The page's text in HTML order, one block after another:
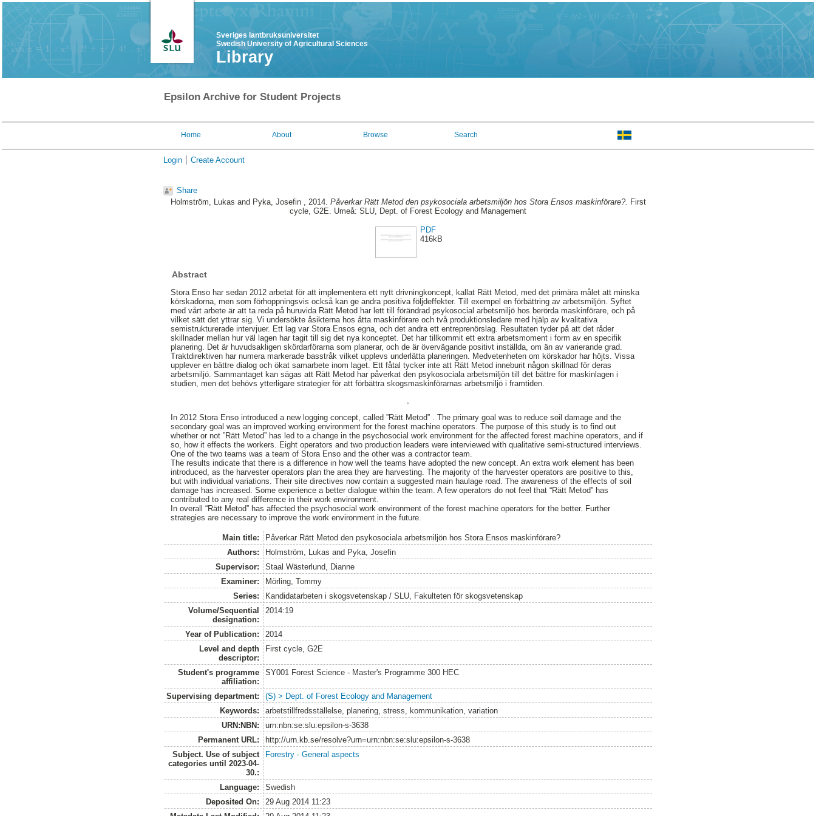
Sveriges lantbruksuniversitet
Swedish University of Agricultural Sciences
Library
Epsilon Archive for Student Projects
Home About Browse Search
Login Create Account
Share
Holmström, Lukas and Pyka, Josefin , 2014. Påverkar Rätt Metod den psykosociala arbetsmiljön hos Stora Ensos maskinförare?. First
cycle, G2E. Umeå: SLU, Dept. of Forest Ecology and Management
PDF
416kB
Abstract
Stora Enso har sedan 2012 arbetat för att implementera ett nytt drivningkoncept, kallat Rätt Metod, med det primära målet att minska
körskadorna, men som förhoppningsvis också kan ge andra positiva följdeffekter. Till exempel en förbättring av arbetsmiljön. Syftet
med vårt arbete är att ta reda på huruvida Rätt Metod har lett till förändrad psykosocial arbetsmiljö hos berörda maskinförare, och på
vilket sätt det yttrar sig. Vi undersökte åsikterna hos åtta maskinförare och två produktionsledare med hjälp av kvalitativa
semistrukturerade intervjuer. Ett lag var Stora Ensos egna, och det andra ett entreprenörslag. Resultaten tyder på att det råder
skillnader mellan hur väl lagen har tagit till sig det nya konceptet. Det har tillkommit ett extra arbetsmoment i form av en specifik
planering. Det är huvudsakligen skördarförarna som planerar, och de är övervägande positivt inställda, om än av varierande grad.
Traktdirektiven har numera markerade basstråk vilket upplevs underlätta planeringen. Medvetenheten om körskador har höjts. Vissa
upplever en bättre dialog och ökat samarbete inom laget. Ett fåtal tycker inte att Rätt Metod inneburit någon skillnad för deras
arbetsmiljö. Sammantaget kan sägas att Rätt Metod har påverkat den psykosociala arbetsmiljön till det bättre för maskinlagen i
studien, men det behövs ytterligare strategier för att förbättra skogsmaskinförarnas arbetsmiljö i framtiden.
In 2012 Stora Enso introduced a new logging concept, called ”Rätt Metod” . The primary goal was to reduce soil damage and the
secondary goal was an improved working environment for the forest machine operators. The purpose of this study is to find out
whether or not ”Rätt Metod” has led to a change in the psychosocial work environment for the affected forest machine operators, and if
so, how it effects the workers. Eight operators and two production leaders were interviewed with qualitative semi-structured interviews.
One of the two teams was a team of Stora Enso and the other was a contractor team.
The results indicate that there is a difference in how well the teams have adopted the new concept. An extra work element has been
introduced, as the harvester operators plan the area they are harvesting. The majority of the harvester operators are positive to this,
but with individual variations. Their site directives now contain a suggested main haulage road. The awareness of the effects of soil
damage has increased. Some experience a better dialogue within the team. A few operators do not feel that “Rätt Metod” has
contributed to any real difference in their work environment.
In overall “Rätt Metod” has affected the psychosocial work environment of the forest machine operators for the better. Further
strategies are necessary to improve the work environment in the future.
Main title:
Påverkar Rätt Metod den psykosociala arbetsmiljön hos Stora Ensos maskinförare?
Authors:
Holmström, Lukas and Pyka, Josefin
Supervisor:
Staal Wästerlund, Dianne
Examiner:
Mörling, Tommy
Series:
Kandidatarbeten i skogsvetenskap / SLU, Fakulteten för skogsvetenskap
Volume/Sequential
designation:
2014:19
Year of Publication:
2014
Level and depth
descriptor:
First cycle, G2E
Student's programme
affiliation:
SY001 Forest Science - Master's Programme 300 HEC
Supervising department:
(S) > Dept. of Forest Ecology and Management
Keywords:
arbetstillfredsställelse, planering, stress, kommunikation, variation
URN:NBN:
urn:nbn:se:slu:epsilon-s-3638
Permanent URL:
http://urn.kb.se/resolve?urn=urn:nbn:se:slu:epsilon-s-3638
Subject. Use of subject
categories until 2023-04-
30.:
Forestry - General aspects
Language:
Swedish
Deposited On:
29 Aug 2014 11:23